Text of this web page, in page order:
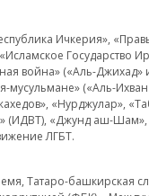
Ичкерия»,
Государство
(«Аль-Джихад»
(«Аль-
«Нурджулар»,
(ИДВТ), «Джунд аш-
ЛГБТ.
Татаро-башкирская